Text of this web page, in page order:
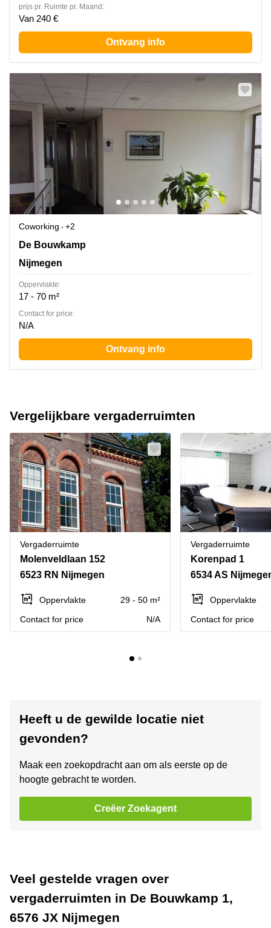
prijs pr. Ruimte pr. Maand:
Van 240 €
Ontvang info
Coworking
+2
De Bouwkamp 1, Nijmegen
De Bouwkamp
Nijmegen
Oppervlakte:
17 - 70 m²
Contact for price:
N/A
Ontvang info
Vergelijkbare vergaderruimten
Vergaderruimte
Molenveldlaan 152
6523 RN Nijmegen
Oppervlakte
29 - 50 m²
Contact for price
N/A
Vergaderruimte
Korenpad 1
6534 AS
Oppervlakte
Contact for price
Heeft u de gewilde locatie niet
gevonden?
Maak een zoekopdracht aan om als eerste op de
hoogte gebracht te worden.
Creëer Zoekagent
Veel gestelde vragen over
vergaderruimten in De Bouwkamp 1,
6576 JX Nijmegen